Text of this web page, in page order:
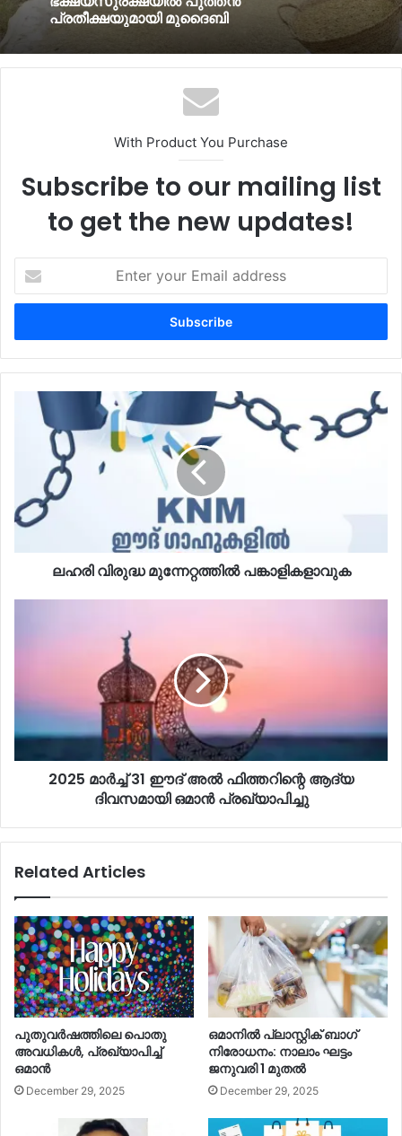
ഒമാനില്‍ ഗോതമ്പ് വിളവെടുപ്പിന് തുടക്കം;
ഭക്ഷ്യസുരക്ഷയില്‍ പുത്തൻ
പ്രതീക്ഷയുമായി മുദൈബി
ഒമാനില്‍ മഴയ്ക്ക് സാധ്യത; വടക്കൻ
ഗവര്‍ണറേറ്റുകളില്‍ ജാഗ്രതാ നിര്‍ദ്ദേശം
With Product You Purchase
Subscribe to our mailing list
to get the new updates!
your
Email
ലഹരി വിരുദ്ധ മുന്നേറ്റത്തിൽ പങ്കാളികളാവുക
2025 മാർച്ച് 31 ഈദ് അൽ ഫിത്തറിന്റെ ആദ്യ
ദിവസമായി ഒമാൻ പ്രഖ്യാപിച്ചു
Related Articles
പുതുവര്‍ഷത്തിലെ പൊതു
അവധികള്‍, പ്രഖ്യാപിച്ച്‌
ഒമാൻ
December 29, 2025
ഒമാനില്‍ പ്ലാസ്റ്റിക് ബാഗ്
നിരോധനം: നാലാം ഘട്ടം
ജനുവരി 1 മുതല്‍
December 29, 2025